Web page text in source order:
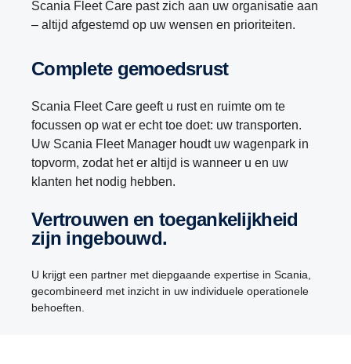
Scania Fleet Care past zich aan uw organisatie aan
– altijd afgestemd op uw wensen en prioriteiten.
Complete gemoedsrust
Scania Fleet Care geeft u rust en ruimte om te
focussen op wat er echt toe doet: uw transporten.
Uw Scania Fleet Manager houdt uw wagenpark in
topvorm, zodat het er altijd is wanneer u en uw
klanten het nodig hebben.
Vertrouwen en toegankelijkheid
zijn ingebouwd.
U krijgt een partner met diepgaande expertise in Scania,
gecombineerd met inzicht in uw individuele operationele
behoeften.